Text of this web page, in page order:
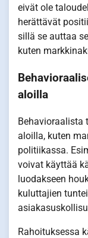
eivät ole
herättävät
sillä se auttaa
kuten
aloilla
Behavioraalista
aloilla, kuten
politiikassa.
voivat käyttää
luodakseen
kuluttajien
Rahoituksessa